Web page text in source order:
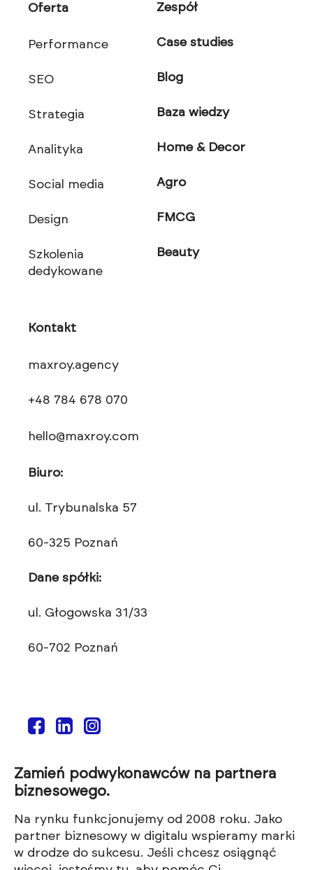
Oferta
Performance
SEO
Strategia
Analityka
Social media
Design
Szkolenia
dedykowane
Kontakt
maxroy.agency
+48 784 678 070
hello@maxroy.com
Biuro:
ul. Trybunalska 57
60-325 Poznań
Dane spółki:
ul. Głogowska 31/33
60-702 Poznań
Zespół
Case studies
Blog
Baza wiedzy
Home & Decor
Agro
FMCG
Beauty
Zamień podwykonawców na partnera
biznesowego.
Na rynku funkcjonujemy od 2008 roku. Jako
partner biznesowy w digitalu wspieramy marki
w drodze do sukcesu. Jeśli chcesz osiągnąć